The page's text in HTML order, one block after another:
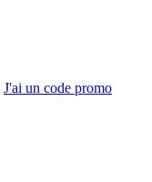
J'ai un code promo